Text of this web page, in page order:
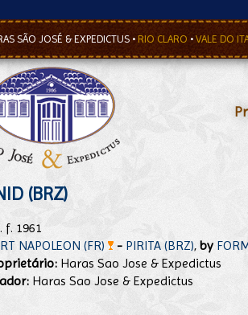
SÃO JOSÉ & EXPEDICTUS • RIO CLARO •VALE DO
(BRZ)
f. 1961
NAPOLEON (FR)
- PIRITA (BRZ), by
Haras Sao Jose & Expedictus
Haras Sao Jose & Expedictus